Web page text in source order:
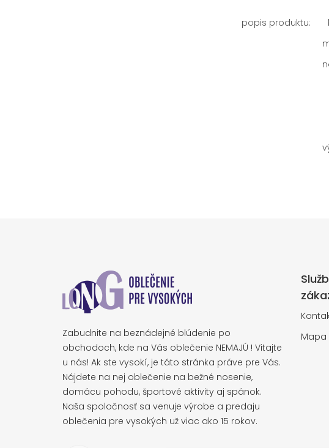
popis produktu:
možné
nohavice
- priznaná
- všitá
výborná
Zabudnite na beznádejné blúdenie po
obchodoch, kde na Vás oblečenie NEMAJÚ ! Vitajte
u nás! Ak ste vysokí, je táto stránka práve pre Vás.
Nájdete na nej oblečenie na bežné nosenie,
domácu pohodu, športové aktivity aj spánok.
Naša spoločnosť sa venuje výrobe a predaju
oblečenia pre vysokých už viac ako 15 rokov.
Mapa